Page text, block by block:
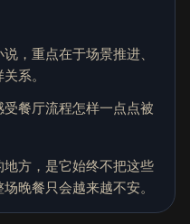
，重点在于场景推进、
系。
餐厅流程怎样一点点被
地方，是它始终不把这些
晚餐只会越来越不安。